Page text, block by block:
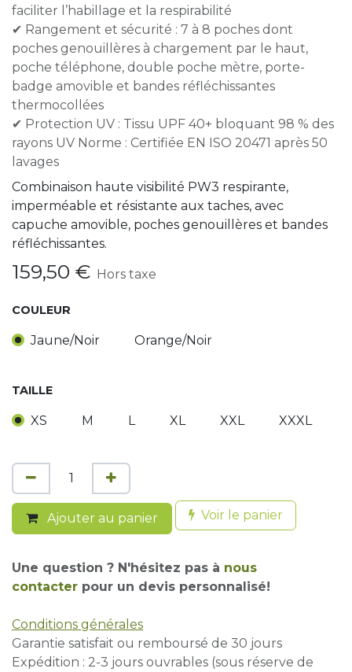
faciliter l’habillage et la respirabilité
✔ Rangement et sécurité : 7 à 8 poches dont
poches genouillères à chargement par le haut,
poche téléphone, double poche mètre, porte-
badge amovible et bandes réfléchissantes
thermocollées
✔ Protection UV : Tissu UPF 40+ bloquant 98 % des
rayons UV Norme : Certifiée EN ISO 20471 après 50
lavages
Combinaison haute visibilité PW3 respirante,
imperméable et résistante aux taches, avec
capuche amovible, poches genouillères et bandes
réfléchissantes.
159,50 € Hors taxe
COULEUR
Jaune/Noir Orange/Noir
TAILLE
XS M L XL XXL XXXL
Ajouter au panier Voir le panier
Une question ? N'hésitez pas à nous
contacter pour un devis personnalisé!
Conditions générales
Garantie satisfait ou remboursé de 30 jours
Expédition : 2-3 jours ouvrables (sous réserve de